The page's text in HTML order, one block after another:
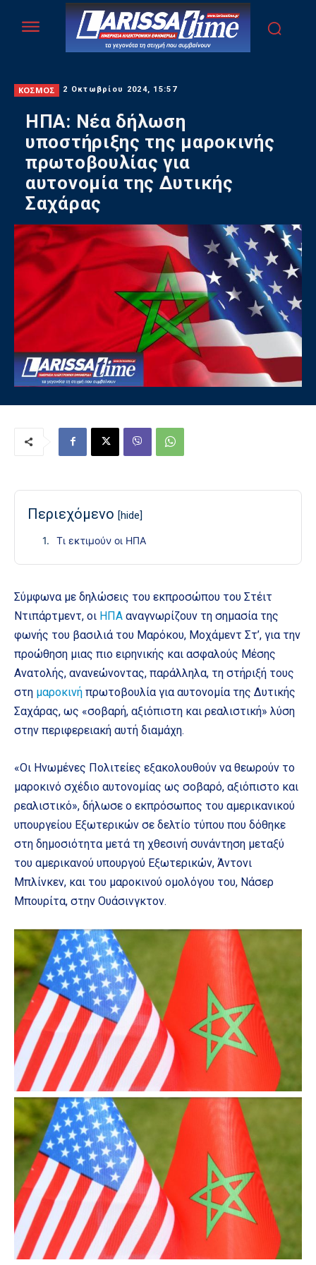
ΚΟΣΜΟΣ 2 Οκτωβρίου 2024, 15:57
ΗΠΑ: Νέα δήλωση
υποστήριξης της μαροκινής
πρωτοβουλίας για
αυτονομία της Δυτικής
Σαχάρας
Περιεχόμενο [hide]
Τι εκτιμούν οι ΗΠΑ
Σύμφωνα με δηλώσεις του εκπροσώπου του Στέιτ
Ντιπάρτμεντ, οι ΗΠΑ αναγνωρίζουν τη σημασία της
φωνής του βασιλιά του Μαρόκου, Μοχάμεντ Στ’, για την
προώθηση μιας πιο ειρηνικής και ασφαλούς Μέσης
Ανατολής, ανανεώνοντας, παράλληλα, τη στήριξή τους
στη μαροκινή πρωτοβουλία για αυτονομία της Δυτικής
Σαχάρας, ως «σοβαρή, αξιόπιστη και ρεαλιστική» λύση
στην περιφερειακή αυτή διαμάχη.
«Οι Ηνωμένες Πολιτείες εξακολουθούν να θεωρούν το
μαροκινό σχέδιο αυτονομίας ως σοβαρό, αξιόπιστο και
ρεαλιστικό», δήλωσε ο εκπρόσωπος του αμερικανικού
υπουργείου Εξωτερικών σε δελτίο τύπου που δόθηκε
στη δημοσιότητα μετά τη χθεσινή συνάντηση μεταξύ
του αμερικανού υπουργού Εξωτερικών, Άντονι
Μπλίνκεν, και του μαροκινού ομολόγου του, Νάσερ
Μπουρίτα, στην Ουάσινγκτον.